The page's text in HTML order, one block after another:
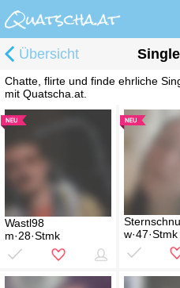
Übersicht
Chatte, flirte und finde ehrliche
mit Quatscha.at.
Wastl98
m·28·Stmk
w·47·Stmk